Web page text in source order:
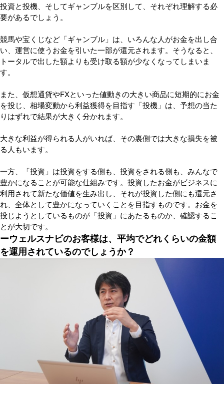
投資と投機、そしてギャンブルを区別して、それぞれ理解する必
要があるでしょう。
競馬や宝くじなど「ギャンブル」は、いろんな人がお金を出し合
い、運営に使うお金を引いた一部が還元されます。そうなると、
トータルで出した額よりも受け取る額が少なくなってしまいま
す。
また、仮想通貨やFXといった値動きの大きい商品に短期的にお金
を投じ、相場変動から利益獲得を目指す「投機」は、予想の当た
りはずれで結果が大きく分かれます。
大きな利益が得られる人がいれば、その裏側では大きな損失を被
る人もいます。
一方、「投資」は投資をする側も、投資をされる側も、みんなで
豊かになることが可能な仕組みです。投資したお金がビジネスに
利用されて新たな価値を生み出し、それが投資した側にも還元さ
れ、全体として豊かになっていくことを目指すものです。お金を
投じようとしているものが「投資」にあたるものか、確認するこ
とが大切です。
ーウェルスナビのお客様は、平均でどれくらいの金額
を運用されているのでしょうか？